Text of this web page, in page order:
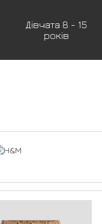
Дівчата 8 - 15
років